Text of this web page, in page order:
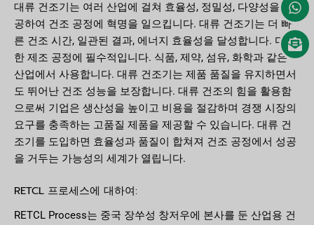
대류 건조기는 여러 산업에 걸쳐 효율성, 정밀성, 다양성을 제
공하여 건조 공정에 혁명을 일으킵니다. 대류 건조기는 더 빠
른 건조 시간, 일관된 결과, 에너지 효율성을 달성합니다. 다양
한 제조 공정에 필수적입니다. 식품, 제약, 섬유, 화학과 같은
산업에서 사용합니다. 대류 건조기는 제품 품질을 유지하면서
도 뛰어난 건조 성능을 보장합니다. 대류 건조의 힘을 활용함
으로써 기업은 생산성을 높이고 비용을 절감하며 경쟁 시장의
요구를 충족하는 고품질 제품을 제공할 수 있습니다. 대류 건
조기를 도입하면 효율성과 품질이 합쳐져 건조 공정에서 성공
을 거두는 가능성의 세계가 열립니다.
RETCL 프로세스에 대하여:
RETCL Process는 중국 장쑤성 창저우에 본사를 둔 산업용 건